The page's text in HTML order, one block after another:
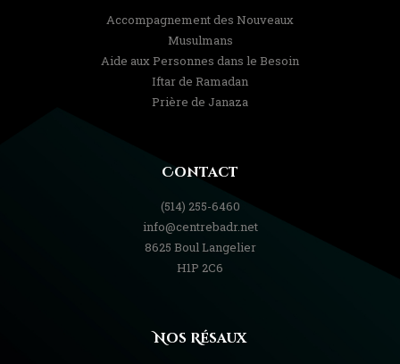
Accompagnement des Nouveaux
Musulmans
Aide aux Personnes dans le Besoin
Iftar de Ramadan
Prière de Janaza
Contact
(514) 255-6460
info@centrebadr.net
8625 Boul Langelier
H1P 2C6
Nos Résaux